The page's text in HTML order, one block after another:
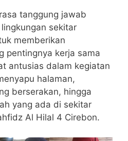
tanggung jawab
sekitar
memberikan
pentingnya kerja sama
antusias dalam kegiatan
halaman,
berserakan, hingga
yang ada di sekitar
Al Hilal 4 Cirebon.